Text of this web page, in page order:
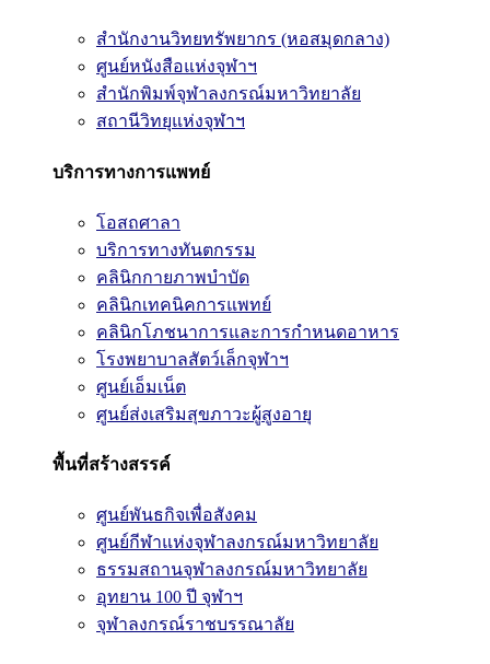
สำนักงานวิทยทรัพยากร (หอสมุดกลาง)
ศูนย์หนังสือแห่งจุฬาฯ
สำนักพิมพ์จุฬาลงกรณ์มหาวิทยาลัย
สถานีวิทยุแห่งจุฬาฯ
บริการทางการแพทย์
โอสถศาลา
บริการทางทันตกรรม
คลินิกกายภาพบำบัด
คลินิกเทคนิคการแพทย์
คลินิกโภชนาการและการกำหนดอาหาร
โรงพยาบาลสัตว์เล็กจุฬาฯ
ศูนย์เอ็มเน็ต
ศูนย์ส่งเสริมสุขภาวะผู้สูงอายุ
พื้นที่สร้างสรรค์
ศูนย์พันธกิจเพื่อสังคม
ศูนย์กีฬาแห่งจุฬาลงกรณ์มหาวิทยาลัย
ธรรมสถานจุฬาลงกรณ์มหาวิทยาลัย
อุทยาน 100 ปี จุฬาฯ
จุฬาลงกรณ์ราชบรรณาลัย